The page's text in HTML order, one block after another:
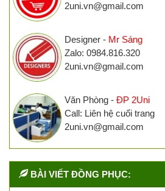
2uni.vn@gmail.com
Designer - Mr Sáng
Zalo: 0984.816.320
2uni.vn@gmail.com
Văn Phòng - ĐP 2Uni
Call: Liên hệ cuối trang
2uni.vn@gmail.com
BÀI VIẾT ĐỒNG PHỤC: